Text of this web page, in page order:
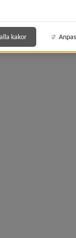
badhus, utebassänger
Hörnefors
kakor